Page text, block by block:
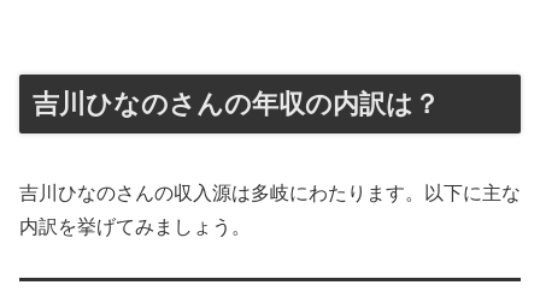
吉川ひなのさんの年収の内訳は？
吉川ひなのさんの収入源は多岐にわたります。以下に主な
内訳を挙げてみましょう。